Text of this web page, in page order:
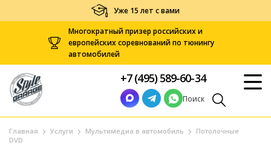
Уже 15 лет с вами
Многократный призер российских и
европейских соревнований по тюнингу
автомобилей
+7 (495) 589-60-34
Поиск
Главная Услуги Мультимедиа в автомобиль
Потолочные
DVD